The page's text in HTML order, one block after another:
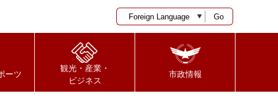
Go
ーツ
観光・産業・
ビジネス
市政情報